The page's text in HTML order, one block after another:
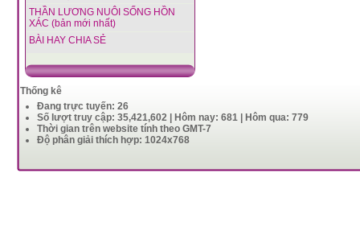
THẦN LƯƠNG NUÔI SỐNG HỒN
XÁC (bản mới nhất)
BÀI HAY CHIA SẺ
Thống kê
Đang trực tuyến: 26
Số lượt truy cập: 35,421,602 | Hôm nay: 681 | Hôm qua: 779
Thời gian trên website tính theo GMT-7
Độ phân giải thích hợp: 1024x768